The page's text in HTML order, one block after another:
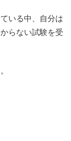
いる中、自分は
らない試験を受